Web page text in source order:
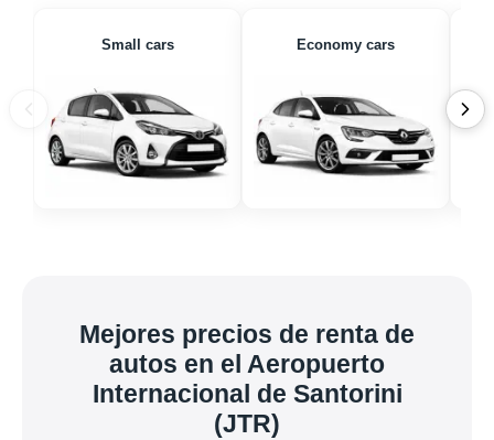
Small cars Economy cars
Mejores precios de renta de
autos en el Aeropuerto
Internacional de Santorini
(JTR)